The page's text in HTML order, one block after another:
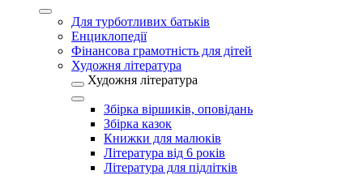
Для турботливих батьків
Енциклопедії
Фінансова грамотність для дітей
Художня література
Художня література
Збірка віршиків, оповідань
Збірка казок
Книжки для малюків
Література від 6 років
Література для підлітків